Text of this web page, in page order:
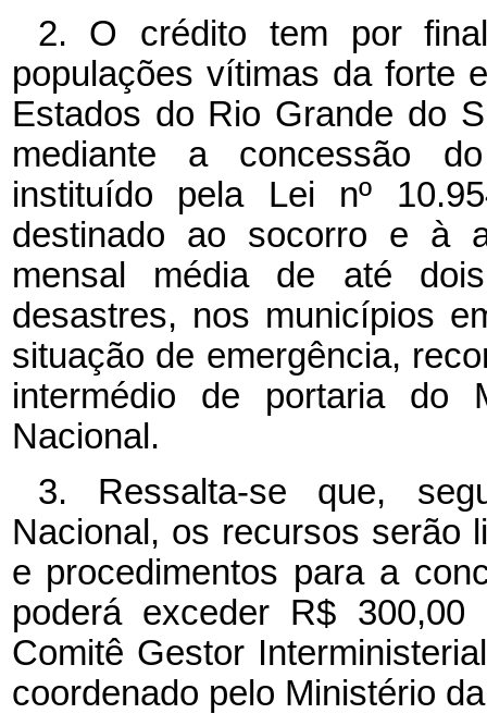
2. O crédito tem por
populações vítimas da forte
Estados do Rio Grande do
mediante a concessão
instituído pela Lei nº
destinado ao socorro e à
mensal média de até
desastres, nos municípios
situação de emergência,
intermédio de portaria do
Nacional.
3. Ressalta-se que,
Nacional, os recursos serão
e procedimentos para a
poderá exceder R$
Comitê Gestor
coordenado pelo Ministério